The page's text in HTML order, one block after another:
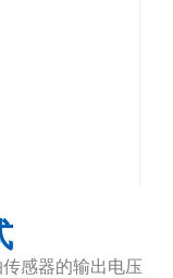
感器的输出电压